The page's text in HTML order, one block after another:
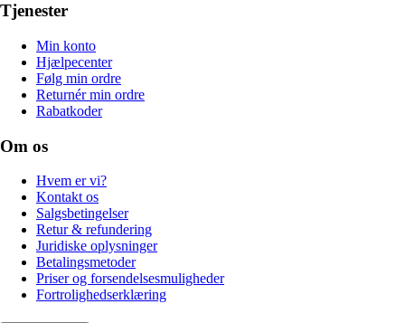
Tjenester
Min konto
Hjælpecenter
Følg min ordre
Returnér min ordre
Rabatkoder
Om os
Hvem er vi?
Kontakt os
Salgsbetingelser
Retur & refundering
Juridiske oplysninger
Betalingsmetoder
Priser og forsendelsesmuligheder
Fortrolighedserklæring